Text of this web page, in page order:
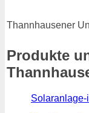
Thannhausener
Produkte
Solaranlage-